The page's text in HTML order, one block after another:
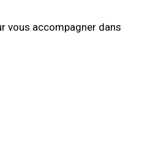
vous accompagner dans